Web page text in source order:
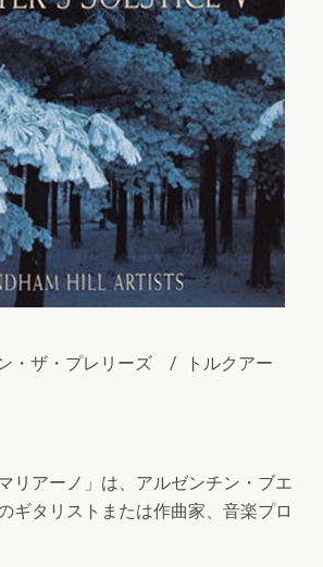
・ザ・プレリーズ / トルクアー
リアーノ」は、アルゼンチン・ブエ
ギタリストまたは作曲家、音楽プロ